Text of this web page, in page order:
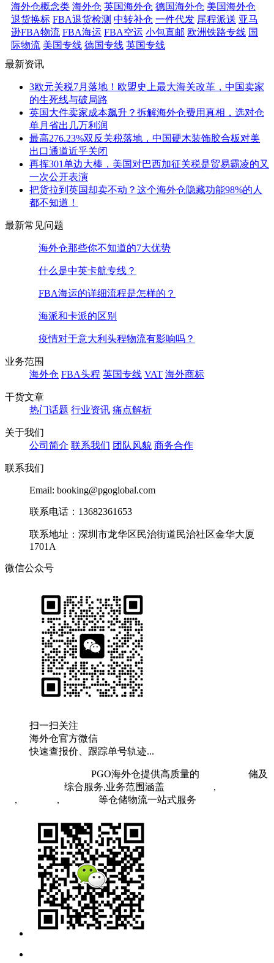
海外仓概念类 海外仓 英国海外仓 德国海外仓 美国海外仓
退货换标 FBA退货检测 中转补仓 一件代发 尾程派送 亚马
逊FBA物流 FBA海运 FBA空运 小包直邮 欧洲铁路专线 国
际物流 美国专线 德国专线 英国专线
最新资讯
3欧元关税7月落地！欧盟史上最大海关改革，中国卖家
的生死线与破局路
英国大件卖家成本飙升？拆解海外仓费用真相，选对仓
单月省出几万利润
最高276.23%双反关税落地，中国硬木装饰胶合板对美
出口通道近乎关闭
再挥301单边大棒，美国对巴西加征关税是贸易霸凌的又
一次公开表演
把货拉到英国却卖不动？这个海外仓隐藏功能98%的人
都不知道！
最新常见问题
海外仓那些你不知道的7大优势
什么是中英卡航专线？
FBA海运的详细流程是怎样的？
海派和卡派的区别
疫情对于意大利头程物流有影响吗？
业务范围
海外仓 FBA头程 英国专线 VAT 海外商标
干货文章
热门话题 行业资讯 痛点解析
关于我们
公司简介 联系我们 团队风貌 商务合作
联系我们
Email: booking@pgoglobal.com
联系电话：13682361653
联系地址：深圳市龙华区民治街道民治社区金华大厦
1701A
微信公众号
扫一扫关注
海外仓官方微信
快速查报价、跟踪单号轨迹...
PGO海外仓提供高质量的
储及
综合服务,业务范围涵盖 ,
, , 等仓储物流一站式服务